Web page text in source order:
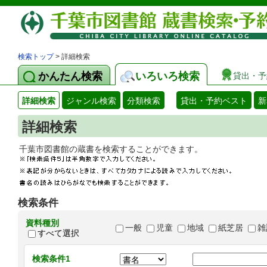
検索トップ> 詳細検索
かんたん検索 いろいろ検索 貸出・
詳細検索 ジャンル検索 分類検索 貸出・予約ベスト
詳細検索
千葉市図書館の蔵書を検索することができま
検索条件
資料種別
すべて選択
一般 児童 地域 紙芝居
検索条件1